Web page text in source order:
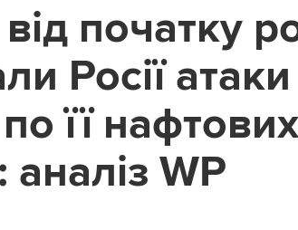
початку
Росії атаки
її нафтових
WP